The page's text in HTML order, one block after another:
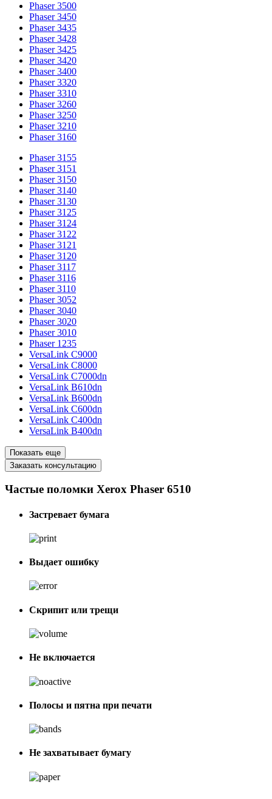
Phaser 3500
Phaser 3450
Phaser 3435
Phaser 3428
Phaser 3425
Phaser 3420
Phaser 3400
Phaser 3320
Phaser 3310
Phaser 3260
Phaser 3250
Phaser 3210
Phaser 3160
Phaser 3155
Phaser 3151
Phaser 3150
Phaser 3140
Phaser 3130
Phaser 3125
Phaser 3124
Phaser 3122
Phaser 3121
Phaser 3120
Phaser 3117
Phaser 3116
Phaser 3110
Phaser 3052
Phaser 3040
Phaser 3020
Phaser 3010
Phaser 1235
VersaLink C9000
VersaLink C8000
VersaLink C7000dn
VersaLink B610dn
VersaLink B600dn
VersaLink C600dn
VersaLink C400dn
VersaLink B400dn
Показать еще
Заказать консультацию
Частые поломки Xerox Phaser 6510
Застревает бумага
Выдает ошибку
Скрипит или трещи
Не включается
Полосы и пятна при печати
Не захватывает бумагу